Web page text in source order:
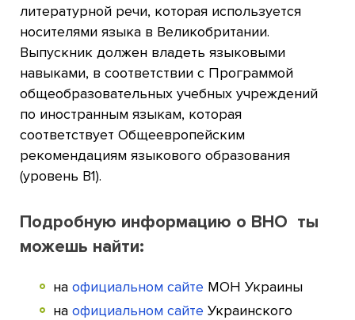
литературной речи, которая используется
носителями языка в Великобритании.
Выпускник должен владеть языковыми
навыками, в соответствии с Программой
общеобразовательных учебных учреждений
по иностранным языкам, которая
соответствует Общеевропейским
рекомендациям языкового образования
(уровень B1).
Подробную информацию о ВНО ты
можешь найти:
на официальном сайте МОН Украины
на официальном сайте Украинского